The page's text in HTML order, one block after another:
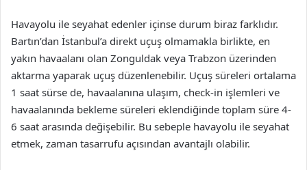
Havayolu ile seyahat edenler içinse durum biraz farklıdır.
Bartın’dan İstanbul’a direkt uçuş olmamakla birlikte, en
yakın havaalanı olan Zonguldak veya Trabzon üzerinden
aktarma yaparak uçuş düzenlenebilir. Uçuş süreleri ortalama
1 saat sürse de, havaalanına ulaşım, check-in işlemleri ve
havaalanında bekleme süreleri eklendiğinde toplam süre 4-
6 saat arasında değişebilir. Bu sebeple havayolu ile seyahat
etmek, zaman tasarrufu açısından avantajlı olabilir.